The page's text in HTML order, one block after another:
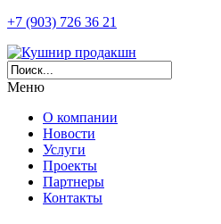
+7 (903) 726 36 21
Меню
О компании
Новости
Услуги
Проекты
Партнеры
Контакты